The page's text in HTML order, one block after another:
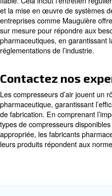
Apprenez-en plus avec nos
Quand l’air
les procédés
L’air comprimé est utilisé